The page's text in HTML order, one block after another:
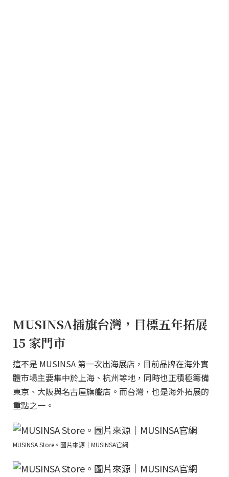
MUSINSA插旗台灣，目標五年拓展
15 家門市
這不是 MUSINSA 第一次出海展店，目前品牌在海外實
體市場主要集中於上海、杭州等地，同時也正積極籌備
東京、大阪與名古屋旗艦店。而台灣，也是海外拓展的
重點之一。
MUSINSA Store。圖片來源｜MUSINSA官網